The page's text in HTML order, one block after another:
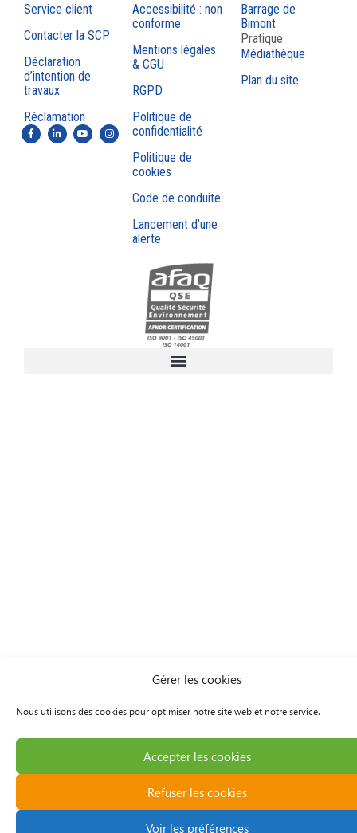
Gérer les cookies
Nous utilisons des cookies pour optimiser notre site web et notre service.
Accepter les cookies
Refuser les cookies
Voir les préférences
Service client
Contacter la SCP
Déclaration
d’intention de
travaux
Réclamation
Accessibilité : non
conforme
Mentions légales
& CGU
RGPD
Politique de
confidentialité
Politique de
cookies
Code de conduite
Lancement d’une
alerte
Barrage de
Bimont
Pratique
Médiathèque
Plan du site